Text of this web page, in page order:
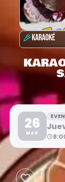
KARAOKÉ
26
MAR